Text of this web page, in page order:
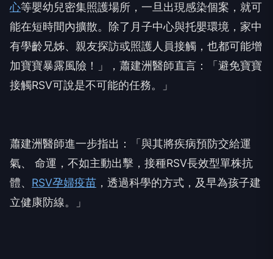
心等嬰幼兒密集照護場所，一旦出現感染個案，就可
能在短時間內擴散。除了月子中心與托嬰環境，家中
有學齡兄姊、親友探訪或照護人員接觸，也都可能增
加寶寶暴露風險！」，蕭建洲醫師直言：「避免寶寶
接觸RSV可說是不可能的任務。」
蕭建洲醫師進一步指出：「與其將疾病預防交給運
氣、 命運，不如主動出擊，接種RSV長效型單株抗
體、 RSV孕婦疫苗 ，透過科學的方式，及早為孩子建
立健康防線。」